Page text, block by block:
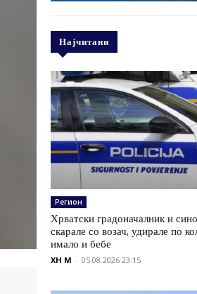
Најчитани
Регион
Хрватски градоначалник и
скарале со возач, удирале по
имало и бебе
XH M - 05.08.2026 23:15